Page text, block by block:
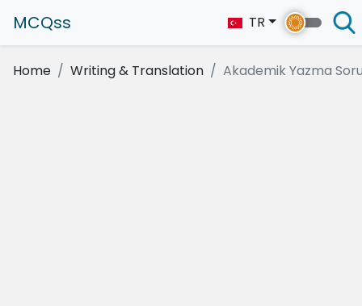
MCQss TR
Home Writing & Translation Akademik Yazma